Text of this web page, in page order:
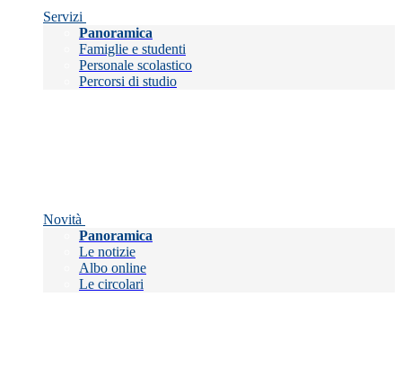
Servizi
Panoramica
Famiglie e studenti
Personale scolastico
Percorsi di studio
Novità
Panoramica
Le notizie
Albo online
Le circolari